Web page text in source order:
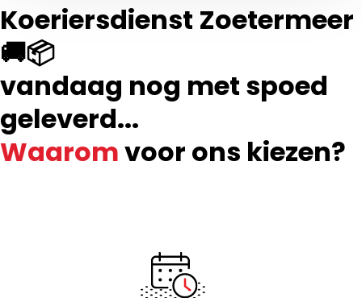
Koeriersdienst Zoetermeer
🚚📦
vandaag nog met spoed
geleverd...
Waaromvoor ons kiezen?